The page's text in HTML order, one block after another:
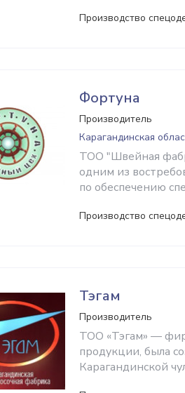
Производство
Фортуна
Производитель
Карагандинская
ТОО "Швейная
одним из
по обеспечению
Производство
Тэгам
Производитель
ТОО «Тэгам» —
продукции, была
Карагандинской